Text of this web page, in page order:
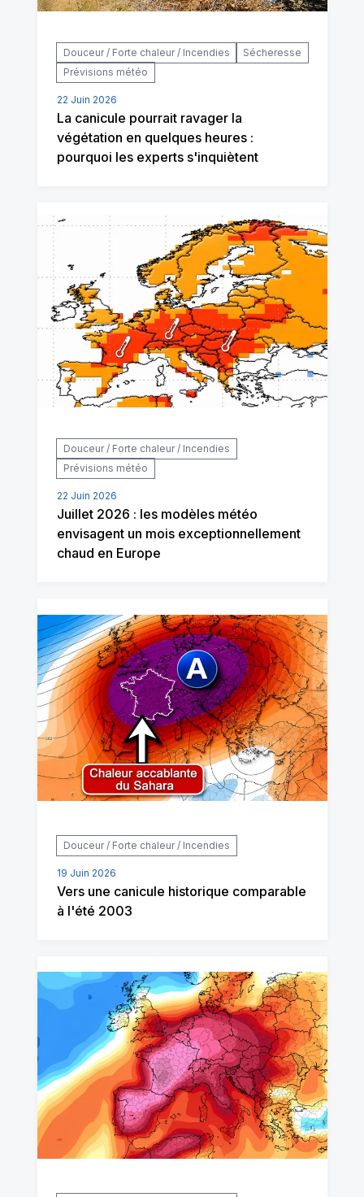
Douceur / Forte chaleur / Incendies
Sécheresse
Prévisions météo
22 Juin 2026
La canicule pourrait ravager la
végétation en quelques heures :
pourquoi les experts s'inquiètent
Douceur / Forte chaleur / Incendies
Prévisions météo
22 Juin 2026
Juillet 2026 : les modèles météo
envisagent un mois exceptionnellement
chaud en Europe
Douceur / Forte chaleur / Incendies
19 Juin 2026
Vers une canicule historique comparable
à l'été 2003